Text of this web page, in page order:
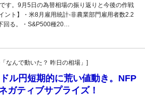
す。9月5日の為替相場の振り返りと今後の作戦
ント】・米8月雇用統計-非農業部門雇用者数2.2
回る。・S&P500種20…
なんで動いた？ 昨日の相場」]
ル円短期的に荒い値動き。NFP
ガティブサプライズ！